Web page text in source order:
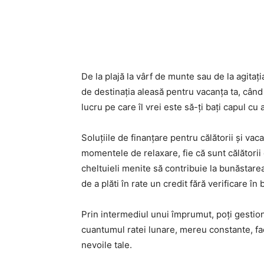
De la plajă la vârf de munte sau de la
de destinația aleasă pentru vacanța ta,
lucru pe care îl vrei este să-ți bați capul
Soluțiile de finanțare pentru călătorii și
momentele de relaxare, fie că sunt
cheltuieli menite să contribuie la
de a plăti în rate un credit fără verificare în
Prin intermediul unui împrumut, poți
cuantumul ratei lunare, mereu constante,
nevoile tale.